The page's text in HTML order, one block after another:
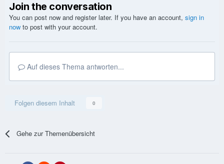
Join the conversation
You can post now and register later. If you have an account, sign in
now to post with your account.
Auf dieses Thema antworten...
Folgen diesem Inhalt 0
Gehe zur Themenübersicht